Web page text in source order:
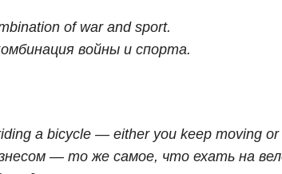
of war and sport.
войны и спорта.
a bicycle — either you keep moving or
— то же самое, что ехать на